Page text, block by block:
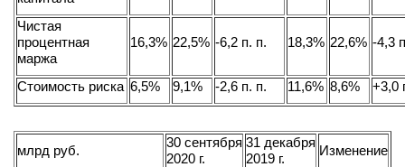
Чистая
процентная
маржа
16,3% 22,5% -6,2 п. п. 18,3% 22,6% -4,3
Стоимость риска 6,5% 9,1% -2,6 п. п. 11,6% 8,6% +3,0
млрд руб.
30 сентября
2020 г.
31 декабря
2019 г.
Изменение